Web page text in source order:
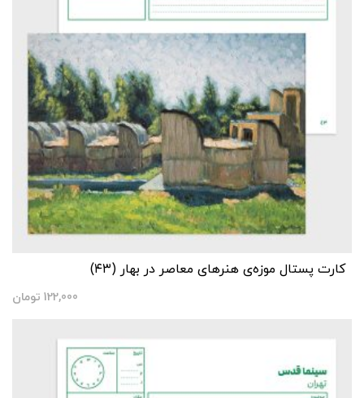
کارت پستال موزه‌‌ی هنرهای معاصر در بهار (۴۳)
122,000 تومان